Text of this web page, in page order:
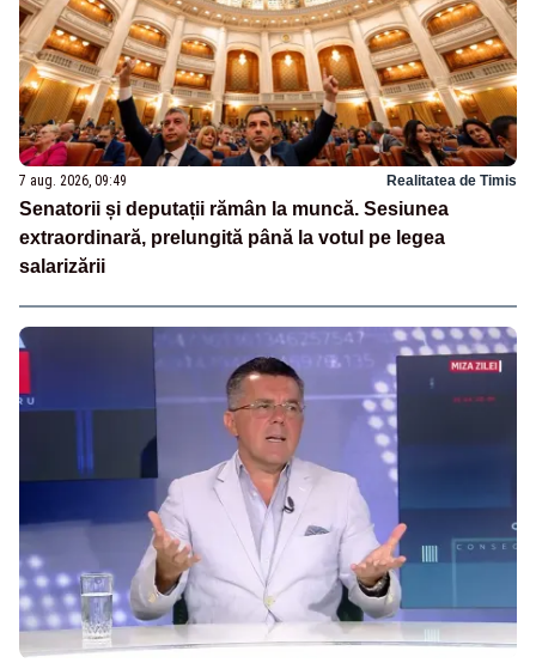
7 aug. 2026, 09:49 Realitatea de Timis
Senatorii și deputații rămân la muncă. Sesiunea
extraordinară, prelungită până la votul pe legea
salarizării